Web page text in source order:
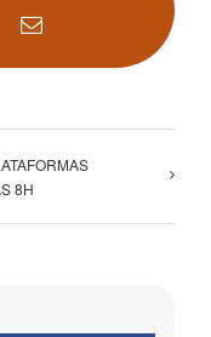
PinterestCorreo
8H